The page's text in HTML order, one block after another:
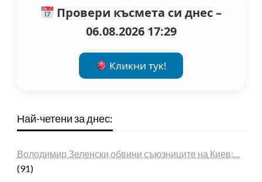
Провери късмета си днес –
06.08.2026 17:29
Кликни тук!
Най-четени за днес:
Володимир Зеленски обвини съюзниците на Киев:…
(91)